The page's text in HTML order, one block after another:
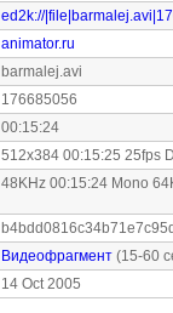
ed2k://
animator.ru
barmalej.avi
176685056
00:15:24
512x384 00:15:25 25fps
48KHz 00:15:24 Mono
Видеофрагмент (15-60
14 Oct 2005